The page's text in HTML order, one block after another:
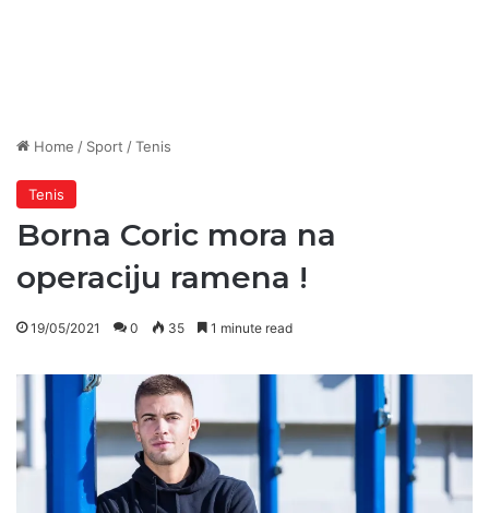
Home / Sport /Tenis
Tenis
Borna Coric mora na
operaciju ramena !
19/05/2021 0 35 1 minute read